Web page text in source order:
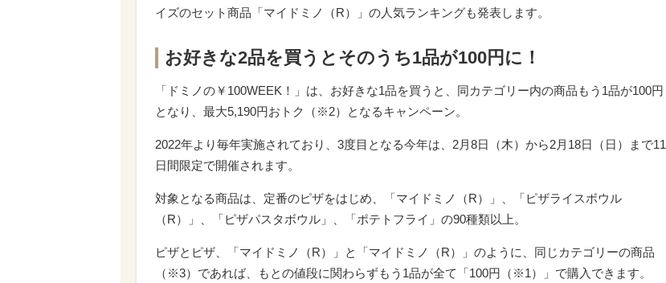
イズのセット商品「マイドミノ（R）」の人気ランキングも発表します。
お好きな2品を買うとそのうち1品が100円に！
「ドミノの￥100WEEK！」は、お好きな1品を買うと、同カテゴリー内の商品もう1品が100円
となり、最大5,190円おトク（※2）となるキャンペーン。
2022年より毎年実施されており、3度目となる今年は、2月8日（木）から2月18日（日）まで11
日間限定で開催されます。
対象となる商品は、定番のピザをはじめ、「マイドミノ（R）」、「ピザライスボウル
（R）」、「ピザパスタボウル」、「ポテトフライ」の90種類以上。
ピザとピザ、「マイドミノ（R）」と「マイドミノ（R）」のように、同じカテゴリーの商品
（※3）であれば、もとの値段に関わらずもう1品が全て「100円（※1）」で購入できます。